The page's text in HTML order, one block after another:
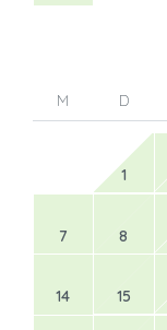
M D
1
7 8
14 15